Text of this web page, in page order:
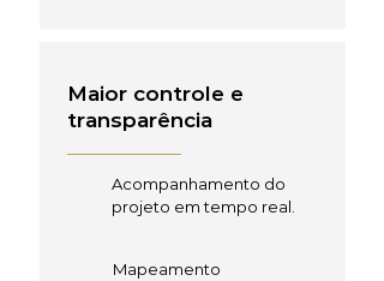
Maior controle e
transparência
Acompanhamento do
projeto em tempo real.
Mapeamento